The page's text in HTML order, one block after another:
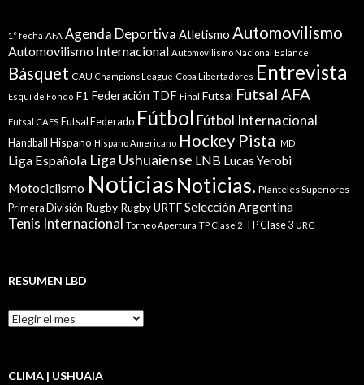
1° fecha AFA Agenda Deportiva Atletismo Automovilismo
Automovilismo Internacional Automovilismo Nacional Balance
Básquet CAU Champions League Copa Libertadores Entrevista
Esquí de Fondo F1 Federación TDF Final Futsal Futsal AFA
Futsal CAFS Futsal Federado Fútbol Fútbol Internacional
Handball Hispano Hispano Americano Hockey Pista IMD
Liga Española Liga Ushuaiense LNB Lucas Yerobi
Motociclismo Noticias Noticias. Planteles Superiores
Primera División Rugby Rugby URTFSelección Argentina
Tenis Internacional Torneo Apertura TP Clase 2 TP Clase 3 URC
RESUMEN LBD
Resumen
LBD
CLIMA | USHUAIA